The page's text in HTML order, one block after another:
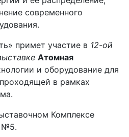
современного
примет участие в 12-ой
Атомная
и оборудование для
в рамках
Комплексе
№5.